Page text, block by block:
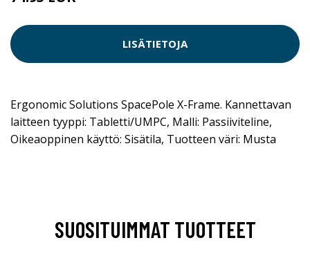
LISÄTIETOJA
Ergonomic Solutions SpacePole X-Frame. Kannettavan
laitteen tyyppi: Tabletti/UMPC, Malli: Passiiviteline,
Oikeaoppinen käyttö: Sisätila, Tuotteen väri: Musta
SUOSITUIMMAT TUOTTEET